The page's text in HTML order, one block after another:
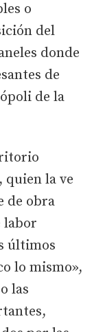
o
del
donde
de
de la
quien la ve
de obra
labor
últimos
lo mismo»,
las